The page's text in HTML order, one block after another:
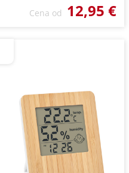
Cena od 12,95 €